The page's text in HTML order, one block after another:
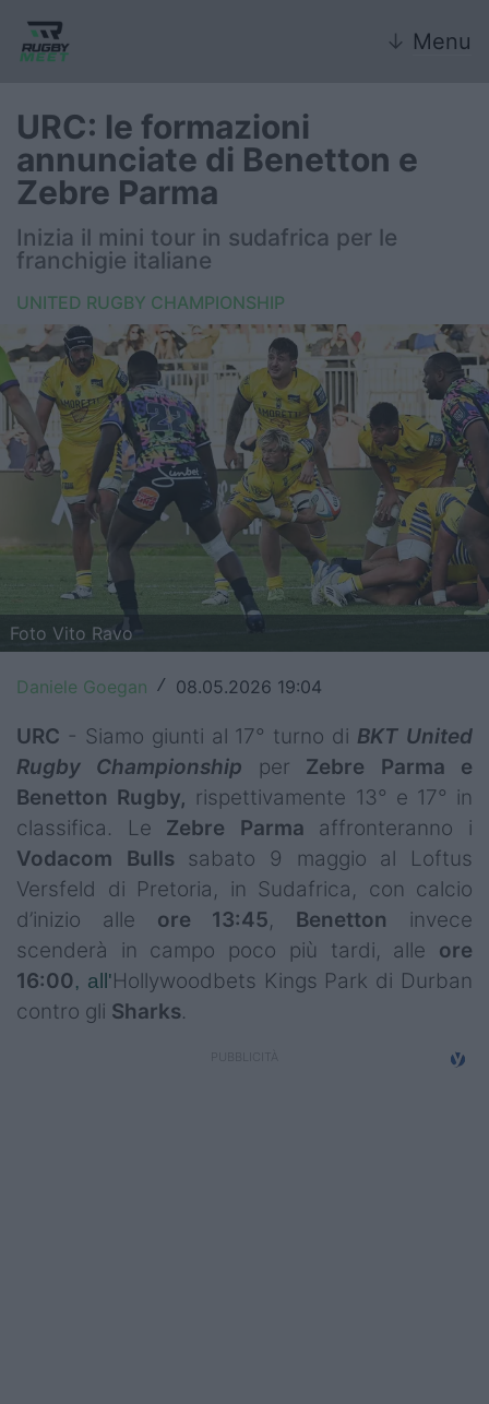
↓ Menu
Nazionale
Nazionali giovanili
Rugby Sevens
FIR
Internazionale
6 Nazioni
United Rugby Championship
Top14
Premiership
Champions Cup
Rugby World Cup
Super Rugby
Rugby in TV
Mercato
Serie A Elite
Campionati
URC: le formazioni
annunciate di Benetton e
Zebre Parma
Inizia il mini tour in sudafrica per le
franchigie italiane
UNITED RUGBY CHAMPIONSHIP
Foto Vito Ravo
Daniele Goegan / 08.05.2026 19:04
URC - Siamo giunti al 17° turno di BKT United
Rugby Championship per Zebre Parma e
Benetton Rugby, rispettivamente 13° e 17° in
classifica. Le Zebre Parma affronteranno i
Vodacom
Bullssabato 9 maggio al Loftus
Versfeld di Pretoria, in Sudafrica, con calcio
d’inizio alle ore 13:45, Benetton invece
scenderà in campo poco più tardi,
alle ore
16:00, all'Hollywoodbets Kings Park di Durban
contro gli Sharks.